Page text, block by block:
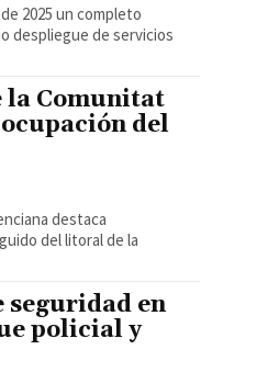
2025 un completo
despliegue de servicios
la Comunitat
del
destaca
del litoral de la
seguridad en
policial y